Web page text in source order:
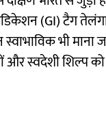
(GI) टैग
भी माना
स्वदेशी शिल्प को